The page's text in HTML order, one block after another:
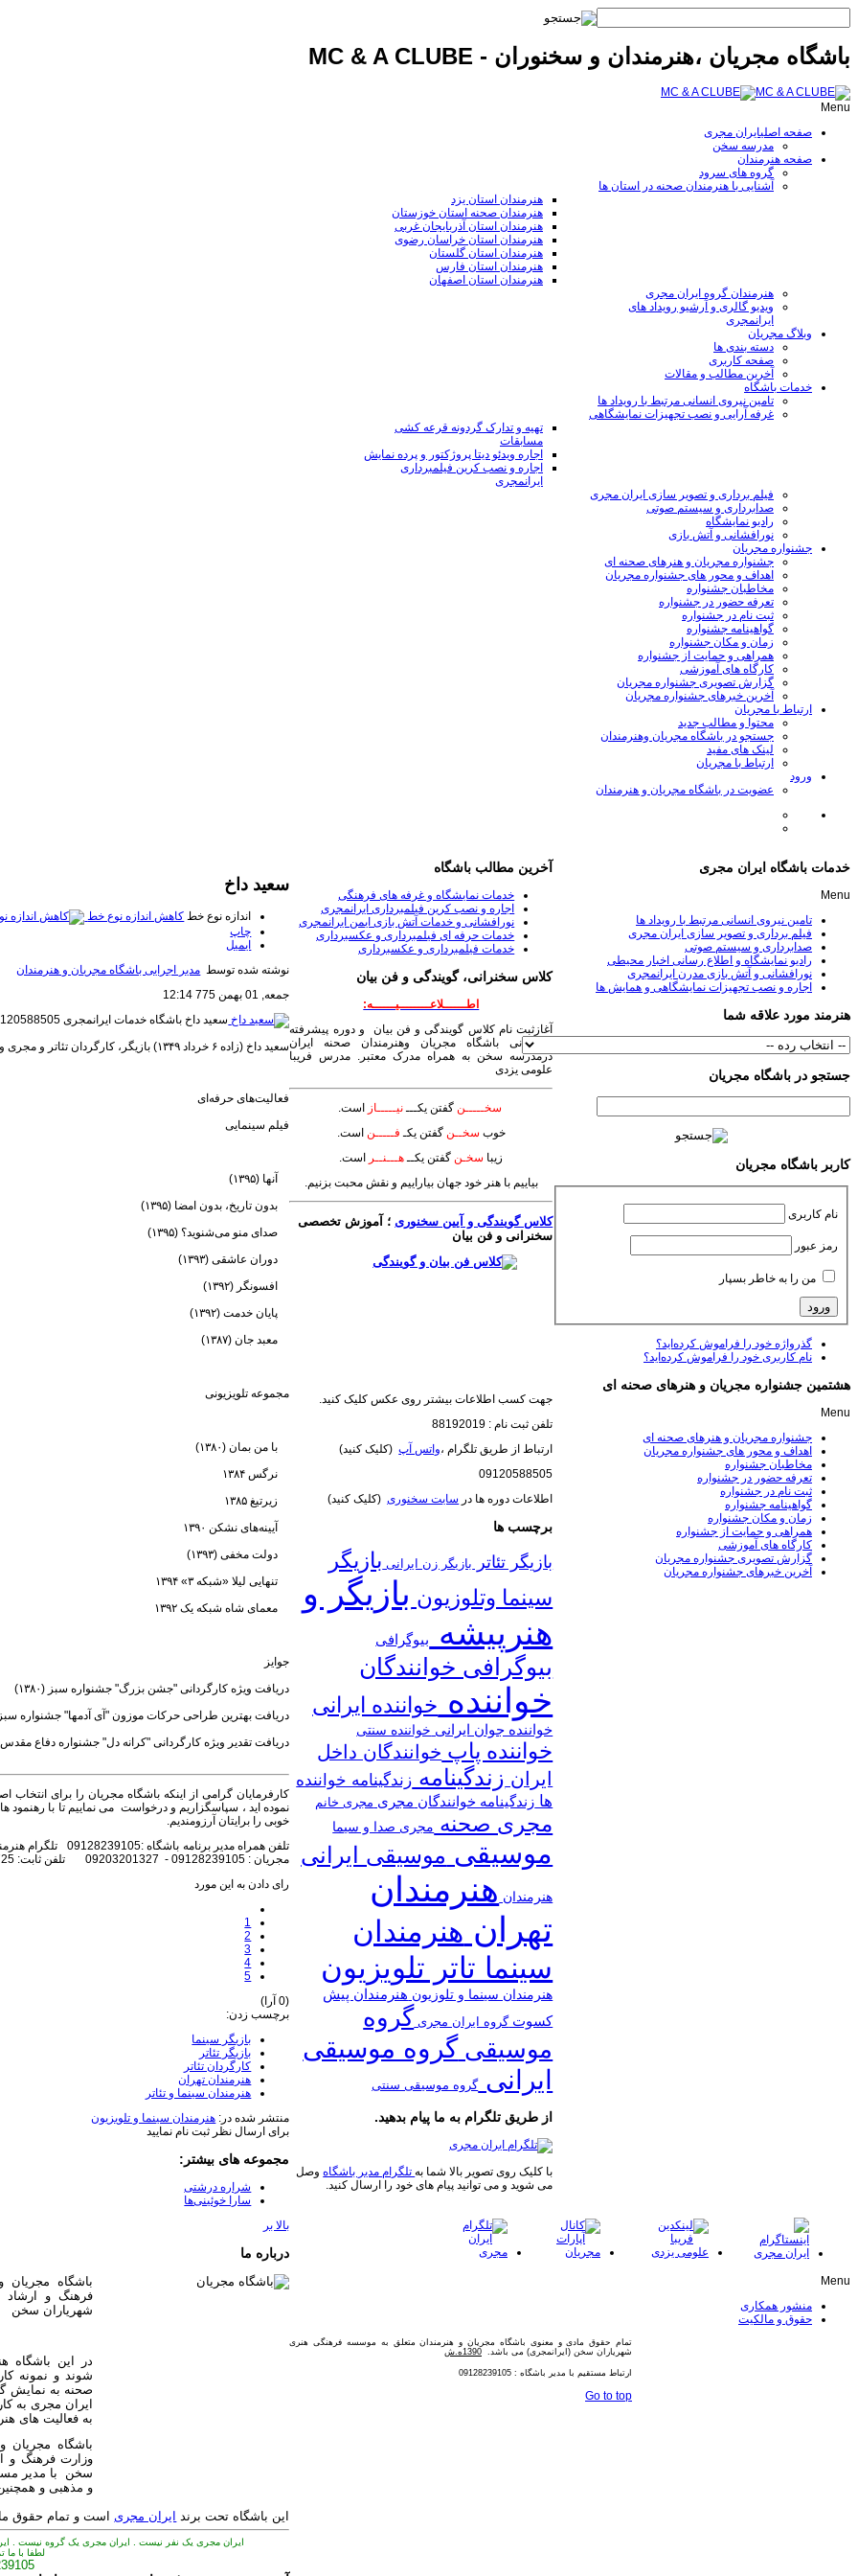
باشگاه مجریان ،هنرمندان و سخنوران - MC & A CLUBE
Menu
صفحه اصلیایران مجری
مدرسه سخن
صفحه هنرمندان
گروه های سرود
آشنایی با هنرمندان صحنه در استان ها
هنرمندان استان یزد
هنرمندان صحنه استان خوزستان
هنرمندان استان آذربایجان غربی
هنرمندان استان خراسان رضوی
هنرمندان استان گلستان
هنرمندان استان فارس
هنرمندان استان اصفهان
هنرمندان گروه ایران مجری
ویدیو گالری و آرشیو رویداد های
ایرانمجری
وبلاگ مجریان
دسته بندی ها
صفحه کاربری
آخرین مطالب و مقالات
خدمات باشگاه
تامین نیروی انسانی مرتبط با رویداد ها
غرفه آرایی و نصب تجهیزات نمایشگاهی
تهیه و تدارک گردونه قرعه کشی
مسابقات
اجاره ویدئو دیتا پروژکتور و پرده نمایش
اجاره و نصب کرین فیلمبرداری
ایرانمجری
فیلم برداری و تصویر سازی ایران مجری
صدابرداری و سیستم صوتی
رادیو نمایشگاه
نورافشانی و آتش بازی
جشنواره مجریان
جشنواره مجریان و هنرهای صحنه ای
اهداف و محور های جشنواره مجریان
مخاطبان جشنواره
تعرفه حضور در جشنواره
ثبت نام در جشنواره
گواهینامه جشنواره
زمان و مکان جشنواره
همراهی و حمایت از جشنواره
کارگاه های آموزشی
گزارش تصویری جشنواره مجریان
آخرین خبرهای جشنواره مجریان
ارتباط با مجریان
محتوا و مطالب جدید
جستجو در باشگاه مجریان وهنرمندان
لینک های مفید
ارتباط با مجریان
ورود
عضویت در باشگاه مجریان و هنرمندان
سعید داخ
اندازه نوع خط کاهش اندازه نوع خط
چاپ
ایمیل
نوشته شده توسط مدیر اجرایی باشگاه مجریان و هنرمندان
جمعه, 01 بهمن 775 12:14
سعید داخ باشگاه خدمات ایرانمجری 09120588505
سعید داخ (زاده ۶ خرداد ۱۳۴۹) بازیگر، کارگردان تئاتر و مجری و طراح حرکات موزون می‌باشد.
فعالیت‌های حرفه‌ای
فیلم سینمایی
آنها (۱۳۹۵)
بدون تاریخ، بدون امضا (۱۳۹۵)
صدای منو می‌شنوید؟ (۱۳۹۵)
دوران عاشقی (۱۳۹۳)
افسونگر (۱۳۹۲)
پایان خدمت (۱۳۹۲)
معبد جان (۱۳۸۷)
مجموعه تلویزیونی
با من بمان (۱۳۸۰)
نرگس ۱۳۸۴
زیرتیغ ۱۳۸۵
آیینه‌های نشکن ۱۳۹۰
دولت مخفی (۱۳۹۳)
تنهایی لیلا «شبکه ۳» ۱۳۹۴
معمای شاه شبکه یک ۱۳۹۲
جوایز
دریافت ویژه کارگردانی "جشن بزرگ" جشنواره سبز (۱۳۸۰)
دریافت بهترین طراحی حرکات موزون "آی آدمها" جشنواره سبز
دریافت تقدیر ویژه کارگردانی "کرانه دل" جشنواره دفاع مقدس
کارفرمایان گرامی از اینکه باشگاه مجریان را برای
نموده اید ، سپاسگزاریم و درخواست می نماییم تا با رهنمود
خوبی را برایتان آرزومندیم.
مجریان : 09128239105 - 09203201327 تلفن ثابت: 02188679725
رای دادن به این مورد
1
2
3
4
5
(0 آرا)
برچسب زدن:
بازیگر سینما
بازیگر تئاتر
کارگردان تئاتر
هنرمندان تهران
هنرمندان سینما و تئاتر
منتشر شده در: هنرمندان سینما و تلویزیون
برای ارسال نظر ثبت نام نمایید
مجموعه های بیشتر:
شراره درشتی
سارا خوئینی‌ها
بالا بر
درباره ما
فرهنگ و
شهریاران سخن
در این باشگاه
شوند و نمونه
صحنه به نمایش
ایران مجری به
به فعالیت های
وزارت فرهنگ و
سخن با مدیر
و مذهبی و همچنین
این باشگاه تحت برند ایران مجریاست و تمام حقوق
ایران مجری یک نفر نیست . ایران مجری یک گروه نیست .
لطفا با ما
آخرین مطالب باشگاه
خدمات نمایشگاه و غرفه های فرهنگی
اجاره و نصب کرین فیلمبرداری ایرانمجری
نورافشانی و خدمات آتش بازی ایمن ایرانمجری
خدمات حرفه ای فیلمبرداری و عکسبرداری
خدمات فیلمبرداری و عکسبرداری
کلاس سخنرانی، گویندگی و فن بیان
اطــــــلاعــــــــیــــــه:
آغازثبت نام کلاس گویندگی و فن بیان و دوره پیشرفته
سخنرانی باشگاه مجریان وهنرمندان صحنه ایران
درمدرسه سخن به همراه مدرک معتبر. مدرس فریبا
علومی یزدی
سخـــــن گفتن یکـــنیـــــاز
است.
خوب سخــن گفتن یکـ فـــــن است.
زیبا سخـنگفتن یکــهـــنــر
است.
بیاییم با هنر خود جهان بیاراییم و نقش محبت بزنیم.
کلاس گویندگی و آیین سخنوری؛ آموزش تخصصی
سخنرانی و فن بیان
جهت کسب اطلاعات بیشتر روی عکس کلیک کنید.
تلفن ثبت نام : 88192019
ارتباط از طریق تلگرام ،واتس آپ(کلیک کنید)
09120588505
اطلاعات دوره ها در سایت سخنوری(کلیک کنید)
برچسب ها
بازیگر تئاتر بازیگر زن ایرانی بازیگر
سینما وتلوزیون بازیگر و
هنرپیشه
بیوگرافی
بیوگرافی خوانندگان
خواننده خواننده ایرانی
خواننده جوان ایرانی خواننده سنتی
خواننده پاپ خوانندگان داخل
ایران زندگینامه زندگینامه خواننده
ها زندگینامه خوانندگان مجری مجری خانم
مجری صحنه مجری صدا و سیما
موسیقی موسیقی ایرانی
هنرمندان هنرمندان
تهران هنرمندان
سینما تاتر تلویزیون
هنرمندان سینما و تلوزیون هنرمندان پیش
کسوتگروه ایران مجری گروه
موسیقیگروه موسیقی
ایرانیگروه موسیقی سنتی
از طریق تلگرام به ما پیام بدهید.
با کلیک روی تصویر بالا شما بهتلگرام مدیر باشگاهوصل
می شوید و می توانید پیام های خود را ارسال کنید.
خدمات باشگاه ایران مجری
Menu
تامین نیروی انسانی مرتبط با رویداد ها
فیلم برداری و تصویر سازی ایران مجری
صدابرداری و سیستم صوتی
رادیو نمایشگاه و اطلاع رسانی اخبار محیطی
نورافشانی و آتش بازی مدرن ایرانمجری
اجاره و نصب تجهیزات نمایشگاهی و همایش ها
هنرمند مورد علاقه شما
جستجو در باشگاه مجریان
کاربر باشگاه مجریان
نام کاربری
رمز عبور
من را به خاطر بسپار
گذرواژه خود را فراموش کرده‌اید؟
نام کاربری خود را فراموش کرده‌اید؟
هشتمین جشنواره مجریان و هنرهای صحنه ای
Menu
جشنواره مجریان و هنرهای صحنه ای
اهداف و محور های جشنواره مجریان
مخاطبان جشنواره
تعرفه حضور در جشنواره
ثبت نام در جشنواره
گواهینامه جشنواره
زمان و مکان جشنواره
همراهی و حمایت از جشنواره
کارگاه های آموزشی
گزارش تصویری جشنواره مجریان
آخرین خبرهای جشنواره مجریان
Menu
منشور همکاری
حقوق و مالکیت
تمام حقوق مادی و معنوی باشگاه مجریان و هنرمندان متعلق به موسسه فرهنگی هنری
شهریاران سخن (ایرانمجری) می باشد. 1390ه.ش
ارتباط مستقیم با مدیر باشگاه : 09128239105
Go to top